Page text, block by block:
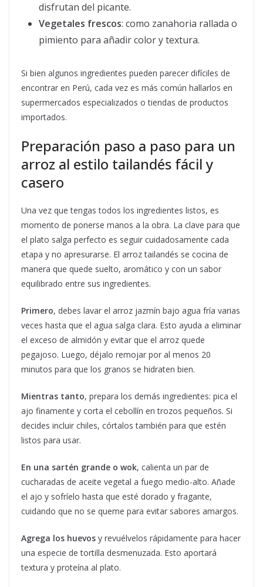
disfrutan del picante.
Vegetales frescos: como zanahoria rallada o
pimiento para añadir color y textura.
Si bien algunos ingredientes pueden parecer difíciles de
encontrar en Perú, cada vez es más común hallarlos en
supermercados especializados o tiendas de productos
importados.
Preparación paso a paso para un
arroz al estilo tailandés fácil y
casero
Una vez que tengas todos los ingredientes listos, es
momento de ponerse manos a la obra. La clave para que
el plato salga perfecto es seguir cuidadosamente cada
etapa y no apresurarse. El arroz tailandés se cocina de
manera que quede suelto, aromático y con un sabor
equilibrado entre sus ingredientes.
Primero, debes lavar el arroz jazmín bajo agua fría varias
veces hasta que el agua salga clara. Esto ayuda a eliminar
el exceso de almidón y evitar que el arroz quede
pegajoso. Luego, déjalo remojar por al menos 20
minutos para que los granos se hidraten bien.
Mientras tanto, prepara los demás ingredientes: pica el
ajo finamente y corta el cebollín en trozos pequeños. Si
decides incluir chiles, córtalos también para que estén
listos para usar.
En una sartén grande o wok, calienta un par de
cucharadas de aceite vegetal a fuego medio-alto. Añade
el ajo y sofríelo hasta que esté dorado y fragante,
cuidando que no se queme para evitar sabores amargos.
Agrega los huevos y revuélvelos rápidamente para hacer
una especie de tortilla desmenuzada. Esto aportará
textura y proteína al plato.